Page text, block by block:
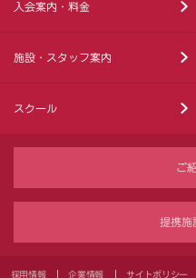
入会案内・料金
施設・スタッフ案内
スクール
ご
提携施
採用情報 企業情報 サイトポリシー